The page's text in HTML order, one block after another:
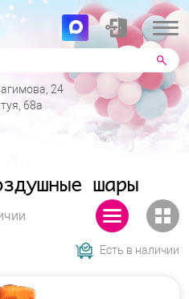
24
68а
шары
Есть в наличии